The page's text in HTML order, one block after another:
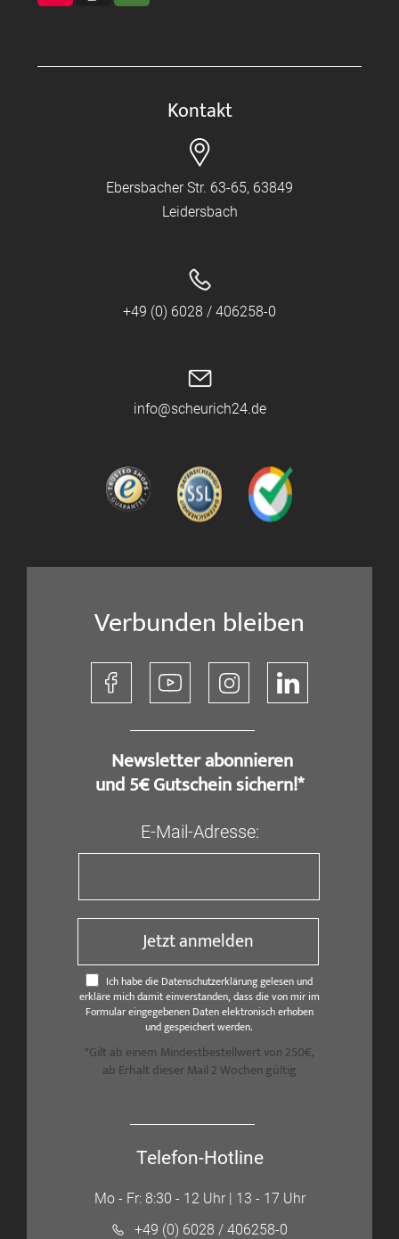
Kontakt
Ebersbacher Str. 63-65, 63849
Leidersbach
+49 (0) 6028 / 406258-0
info@scheurich24.de
Verbunden bleiben
​ Newsletter abonnieren
und 5€ Gutschein sichern!*
E-Mail-Adresse:
Jetzt anmelden
Ich habe die Datenschutzerklärung gelesen und
erkläre mich damit einverstanden, dass die von mir im
Formular eingegebenen Daten elektronisch erhoben
und gespeichert werden.
*Gilt ab einem Mindestbestellwert von 250€,
ab Erhalt dieser Mail 2 Wochen gültig
Telefon-Hotline
Mo - Fr: 8:30 - 12 Uhr | 13 - 17 Uhr
+49 (0) 6028 / 406258-0